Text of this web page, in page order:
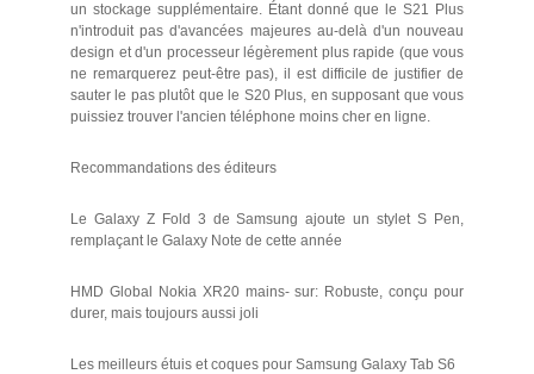
un stockage supplémentaire. Étant donné que le S21 Plus
n'introduit pas d'avancées majeures au-delà d'un nouveau
design et d'un processeur légèrement plus rapide (que vous
ne remarquerez peut-être pas), il est difficile de justifier de
sauter le pas plutôt que le S20 Plus, en supposant que vous
puissiez trouver l'ancien téléphone moins cher en ligne.
Recommandations des éditeurs
Le Galaxy Z Fold 3 de Samsung ajoute un stylet S Pen,
remplaçant le Galaxy Note de cette année
HMD Global Nokia XR20 mains- sur: Robuste, conçu pour
durer, mais toujours aussi joli
Les meilleurs étuis et coques pour Samsung Galaxy Tab S6